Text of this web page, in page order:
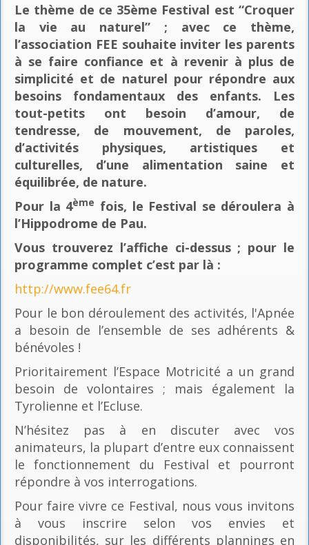
Le thème de ce 35ème Festival est “Croquer
la vie au naturel” ; avec ce thème,
l’association FEE souhaite inviter les parents
à se faire confiance et à revenir à plus de
simplicité et de naturel pour répondre aux
besoins fondamentaux des enfants. Les
tout-petits ont besoin d’amour, de
tendresse, de mouvement, de paroles,
d’activités physiques, artistiques et
culturelles, d’une alimentation saine et
équilibrée, de nature.
Pour la 4ème fois, le Festival se déroulera à
l’Hippodrome de Pau.
Vous trouverez l’affiche ci-dessus ; pour le
programme complet c’est par là :
http://www.fee64.fr
Pour le bon déroulement des activités, l'Apnée
a besoin de l’ensemble de ses adhérents &
bénévoles !
Prioritairement l’Espace Motricité a un grand
besoin de volontaires ; mais également la
Tyrolienne et l’Ecluse.
N’hésitez pas à en discuter avec vos
animateurs, la plupart d’entre eux connaissent
le fonctionnement du Festival et pourront
répondre à vos interrogations.
Pour faire vivre ce Festival, nous vous invitons
à vous inscrire selon vos envies et
disponibilités, sur les différents plannings en